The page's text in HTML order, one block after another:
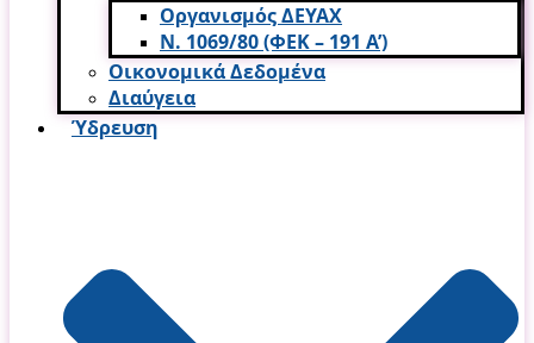
Οργανισμός ΔΕΥΑΧ
Ν. 1069/80 (ΦΕΚ – 191 Α’)
Οικονομικά Δεδομένα
Διαύγεια
Ύδρευση